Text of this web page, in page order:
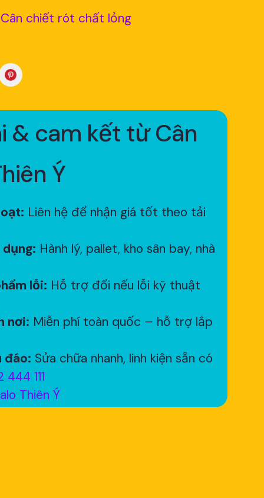
Cân chiết rót chất lỏng
& cam kết từ Cân
Ý
Liên hệ để nhận giá tốt theo tải
Hành lý, pallet, kho sân bay, nhà
lỗi: Hỗ trợ đổi nếu lỗi kỹ thuật
nơi: Miễn phí toàn quốc – hỗ trợ lắp
đáo: Sửa chữa nhanh, linh kiện sẵn có
111
Thiên Ý